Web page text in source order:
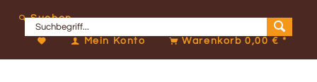
Suchen
Mein Konto Warenkorb0,00 € *